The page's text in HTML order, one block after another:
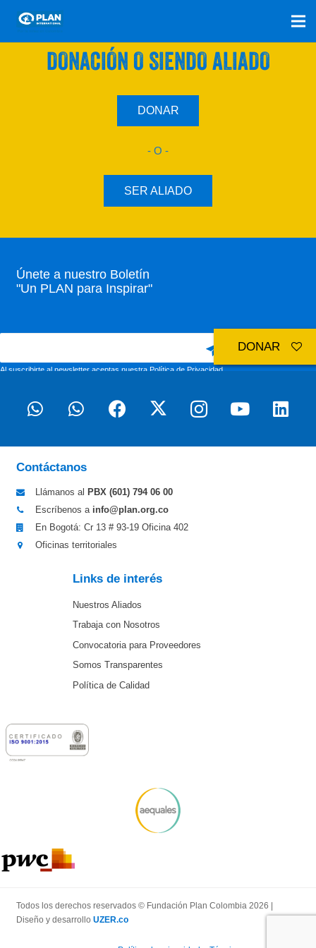
SÚMATE A NUESTRO PLAN CON UNA
DONACIÓN O SIENDO ALIADO
DONAR
- O -
SER ALIADO
Únete a nuestro Boletín
"Un PLAN para Inspirar"
Al suscribirte al newsletter aceptas nuestraPolítica de Privacidad
Contáctanos
Llámanos al PBX (601) 794 06 00
Escríbenos a info@plan.org.co
En Bogotá: Cr 13 # 93-19 Oficina 402
Oficinas territoriales
Links de interés
Nuestros Aliados
Trabaja con Nosotros
Convocatoria para Proveedores
Somos Transparentes
Política de Calidad
Todos los derechos reservados © Fundación Plan Colombia 2026 |
Diseño y desarrollo UZER.co
DONAR